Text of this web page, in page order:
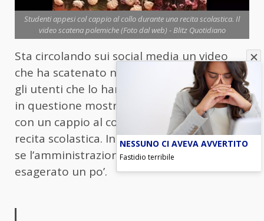
Studenti appesi col cappio al collo durante una recita scolastica. Il
video scatena polemiche (Foto dal web) - Blitz Quotidiano
Sta circolando sui social media un video
che ha scatenato non poche polemiche tra
gli utenti che lo hanno visualizzato. La clip
in questione mostra alcuni studenti appesi
con un cappio al collo come parte di una
recita scolastica. In rete ci si sta chiedendo
se l’amministrazione scolastica abbia
esagerato un po’.
NESSUNO CI AVEVA AVVERTITO
Fastidio terribile